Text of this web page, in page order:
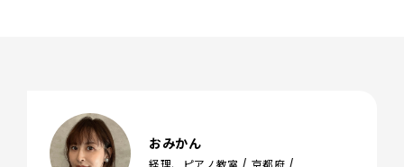
おみかん